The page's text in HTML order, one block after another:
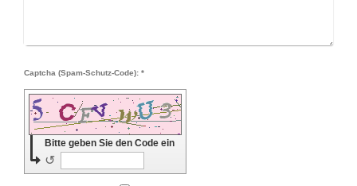
Captcha (Spam-Schutz-Code): *
Bitte geben Sie den Code ein
↺